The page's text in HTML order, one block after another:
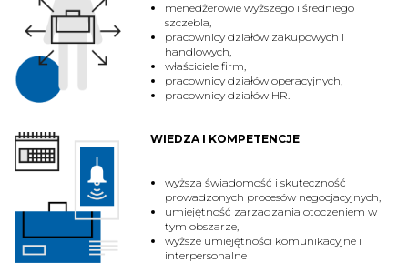
menedżerowie wyższego i średniego
szczebla,
pracownicy działów zakupowych i
handlowych,
właściciele firm,
pracownicy działów operacyjnych,
pracownicy działów HR.
WIEDZA I KOMPETENCJE
wyższa świadomość i skuteczność
prowadzonych procesów negocjacyjnych,
umiejętność zarzadzania otoczeniem w
tym obszarze,
wyższe umiejętności komunikacyjne i
interpersonalne